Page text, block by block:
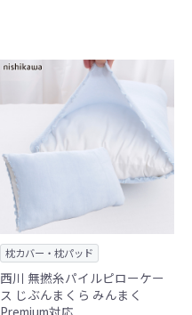
枕カバー・枕パッド
西川 無撚糸パイルピローケー
ス じぶんまくら みんまく
Premium対応